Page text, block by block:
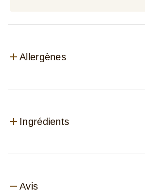
Allergènes
Ingrédients
Avis